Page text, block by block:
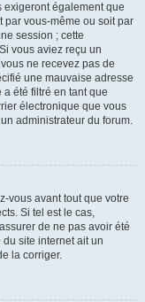
exigeront également que
par vous-même ou soit par
session ; cette
vous aviez reçu un
ne recevez pas de
une mauvaise adresse
été filtré en tant que
électronique que vous
administrateur du forum.
vous avant tout que votre
Si tel est le cas,
de ne pas avoir été
site internet ait un
la corriger.